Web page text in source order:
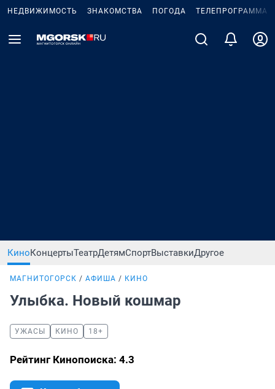
НЕДВИЖИМОСТЬ ЗНАКОМСТВА ПОГОДА ТЕЛЕПРОГРАММА
КиноКонцертыТеатрДетямСпортВыставкиДругое
МАГНИТОГОРСК АФИША КИНО
Улыбка. Новый кошмар
УЖАСЫ КИНО 18+
Рейтинг Кинопоиска: 4.3